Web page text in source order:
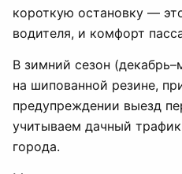
короткую остановку —
водителя, и комфорт
В зимний сезон
на шипованной резине,
предупреждении выезд
учитываем дачный
города.